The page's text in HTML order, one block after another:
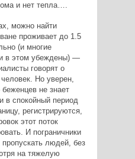
и нет тепла….
можно найти
проживает до 1.5
(и многие
в этом убеждены) —
говорят о
Но уверен,
беженцев не знает
в спокойный период
регистрируются,
этот поток
И пограничники
людей, без
на тяжелую